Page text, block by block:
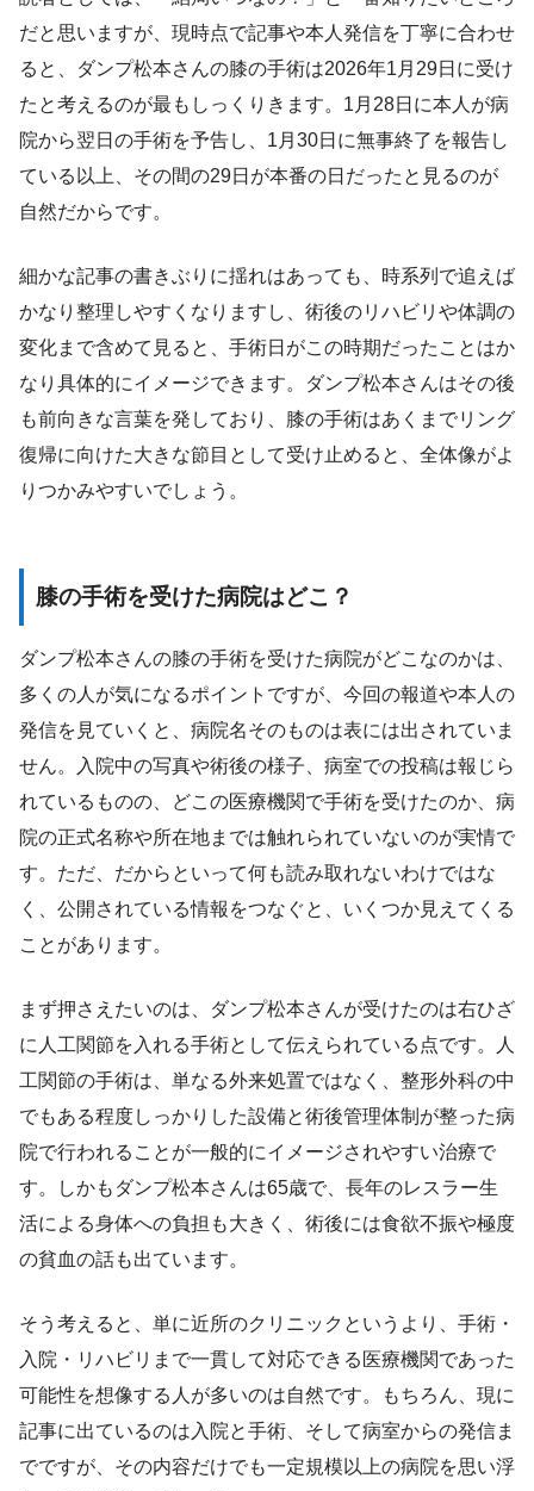
だと思いますが、現時点で記事や本人発信を丁寧に合わせ
ると、ダンプ松本さんの膝の手術は2026年1月29日に受け
たと考えるのが最もしっくりきます。1月28日に本人が病
院から翌日の手術を予告し、1月30日に無事終了を報告し
ている以上、その間の29日が本番の日だったと見るのが
自然だからです。
細かな記事の書きぶりに揺れはあっても、時系列で追えば
かなり整理しやすくなりますし、術後のリハビリや体調の
変化まで含めて見ると、手術日がこの時期だったことはか
なり具体的にイメージできます。ダンプ松本さんはその後
も前向きな言葉を発しており、膝の手術はあくまでリング
復帰に向けた大きな節目として受け止めると、全体像がよ
りつかみやすいでしょう。
膝の手術を受けた病院はどこ？
ダンプ松本さんの膝の手術を受けた病院がどこなのかは、
多くの人が気になるポイントですが、今回の報道や本人の
発信を見ていくと、病院名そのものは表には出されていま
せん。入院中の写真や術後の様子、病室での投稿は報じら
れているものの、どこの医療機関で手術を受けたのか、病
院の正式名称や所在地までは触れられていないのが実情で
す。ただ、だからといって何も読み取れないわけではな
く、公開されている情報をつなぐと、いくつか見えてくる
ことがあります。
まず押さえたいのは、ダンプ松本さんが受けたのは右ひざ
に人工関節を入れる手術として伝えられている点です。人
工関節の手術は、単なる外来処置ではなく、整形外科の中
でもある程度しっかりした設備と術後管理体制が整った病
院で行われることが一般的にイメージされやすい治療で
す。しかもダンプ松本さんは65歳で、長年のレスラー生
活による身体への負担も大きく、術後には食欲不振や極度
の貧血の話も出ています。
そう考えると、単に近所のクリニックというより、手術・
入院・リハビリまで一貫して対応できる医療機関であった
可能性を想像する人が多いのは自然です。もちろん、現に
記事に出ているのは入院と手術、そして病室からの発信ま
でですが、その内容だけでも一定規模以上の病院を思い浮